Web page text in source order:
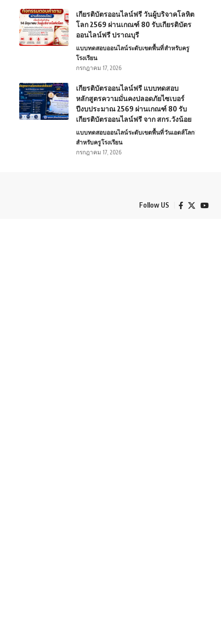
เกียรติบัตรออนไลน์ฟรี วันผู้บริจาคโลหิต
โลก 2569 ผ่านเกณฑ์ 80 รับเกียรติบัตร
ออนไลน์ฟรี ปราณบุรี
แบบทดสอบออนไลน์ระดับเขตพื้นที่สำหรับครู
โรงเรียน
กรกฎาคม 17, 2026
เกียรติบัตรออนไลน์ฟรี แบบทดสอบ
หลักสูตรความมั่นคงปลอดภัยไซเบอร์
ปีงบประมาณ 2569 ผ่านเกณฑ์ 80 รับ
เกียรติบัตรออนไลน์ฟรี จาก สกร.วังน้อย
แบบทดสอบออนไลน์ระดับเขตพื้นที่วันเอดส์โลก
สำหรับครูโรงเรียน
กรกฎาคม 17, 2026
Follow US